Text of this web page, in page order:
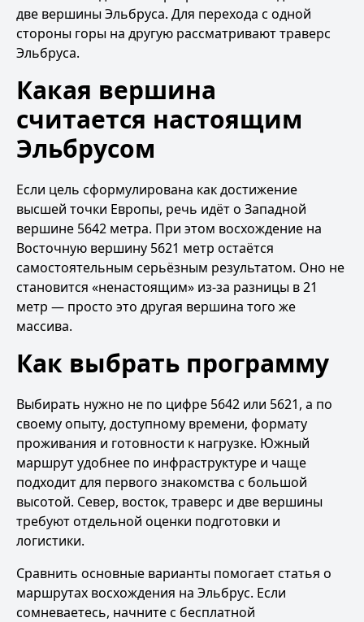
две вершины Эльбруса. Для перехода с одной
стороны горы на другую рассматриваюттраверс
Эльбруса.
Какая вершина
считается настоящим
Эльбрусом
Если цель сформулирована как достижение
высшей точки Европы, речь идёт о Западной
вершине 5642 метра. При этом восхождение на
Восточную вершину 5621 метр остаётся
самостоятельным серьёзным результатом. Оно не
становится «ненастоящим» из-за разницы в 21
метр — просто это другая вершина того же
массива.
Как выбрать программу
Выбирать нужно не по цифре 5642 или 5621, а по
своему опыту, доступному времени, формату
проживания и готовности к нагрузке. Южный
маршрут удобнее по инфраструктуре и чаще
подходит для первого знакомства с большой
высотой. Север, восток, траверс и две вершины
требуют отдельной оценки подготовки и
логистики.
Сравнить основные варианты помогает статья о
маршрутах восхождения на Эльбрус. Если
сомневаетесь, начните с бесплатной